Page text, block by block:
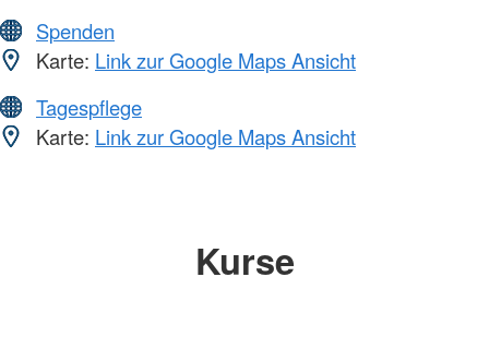
Spenden
Karte: Link zur Google Maps Ansicht
Tagespflege
Karte: Link zur Google Maps Ansicht
Kurse